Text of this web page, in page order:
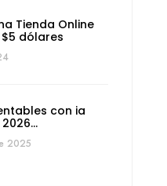
Tienda Online
dólares
con ia
2025